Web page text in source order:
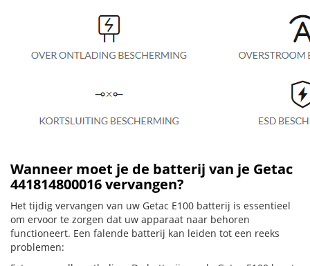
Wanneer moet je de batterij van je Getac
441814800016 vervangen?
Het tijdig vervangen van uw Getac E100 batterij is essentieel
om ervoor te zorgen dat uw apparaat naar behoren
functioneert. Een falende batterij kan leiden tot een reeks
problemen: